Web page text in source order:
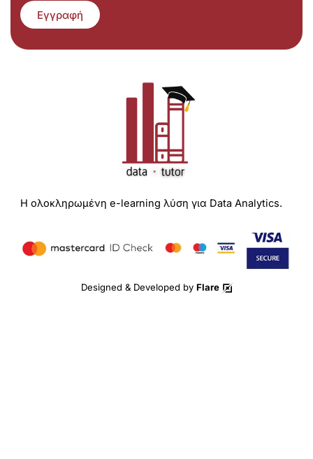
Εγγραφή
Η ολοκληρωμένη e-learning λύση για Data Analytics.
Designed & Developed by Flare